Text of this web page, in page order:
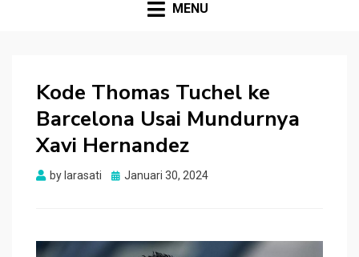
MENU
Kode Thomas Tuchel ke
Barcelona Usai Mundurnya
Xavi Hernandez
by larasati
Posted
Januari 30, 2024